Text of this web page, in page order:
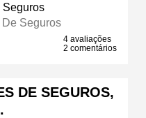
Seguros
4 avaliações
2 comentários
DE SEGUROS,